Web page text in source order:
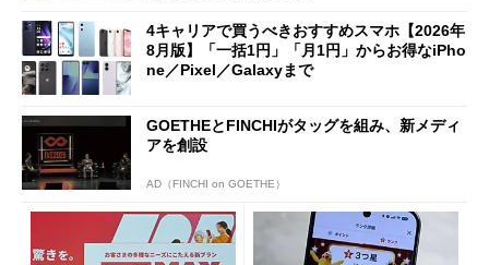
4キャリアで買うべきおすすめスマホ【2026年
8月版】「一括1円」「月1円」からお得なiPho
ne／Pixel／Galaxyまで
GOETHEとFINCHIがタッグを組み、新メディ
アを創設
AD（FINCHI on GOETHE）